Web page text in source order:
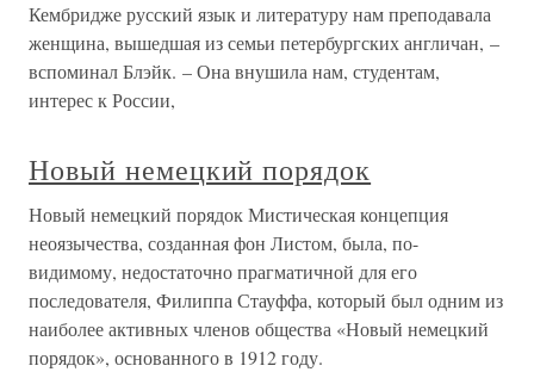
Кембридже русский язык и литературу нам преподавала
женщина, вышедшая из семьи петербургских англичан, –
вспоминал Блэйк. – Она внушила нам, студентам,
интерес к России,
Новый немецкий порядок
Новый немецкий порядок Мистическая концепция
неоязычества, созданная фон Листом, была, по-
видимому, недостаточно прагматичной для его
последователя, Филиппа Стауффа, который был одним из
наиболее активных членов общества «Новый немецкий
порядок», основанного в 1912 году.